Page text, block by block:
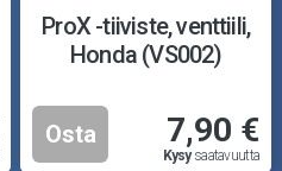
ProX -tiiviste, venttiili,
Honda (VS002)
Osta 7,90 €
Kysysaatavuutta